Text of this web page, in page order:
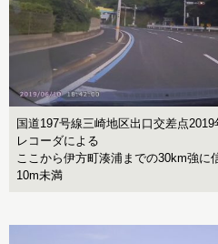
国道197号線三崎地区出口交差点
レコーダによる
ここから伊方町湊浦までの30km強に
10m未満